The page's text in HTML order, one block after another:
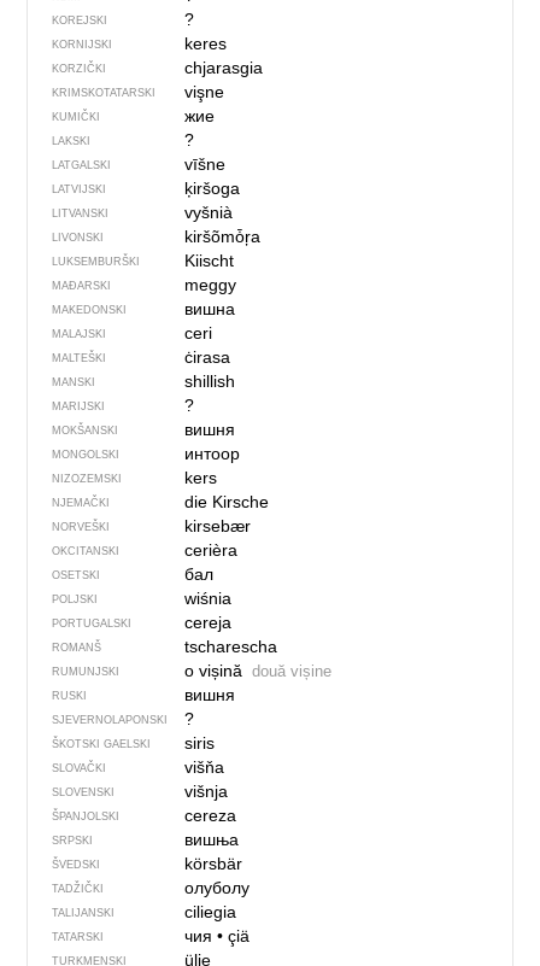
KOREJSKI ?
KORNIJSKI keres
KORZIČKI chjarasgia
KRIMSKOTATARSKI vişne
KUMIČKI жие
LAKSKI ?
LATGALSKI vīšne
LATVIJSKI ķiršoga
LITVANSKI vyšnià
LIVONSKI kiršõmȱŗa
LUKSEMBURŠKI Kiischt
MAĐARSKI meggy
MAKEDONSKI вишна
MALAJSKI ceri
MALTEŠKI ċirasa
MANSKI shillish
MARIJSKI ?
MOKŠANSKI вишня
MONGOLSKI интоор
NIZOZEMSKI kers
NJEMAČKI die Kirsche
NORVEŠKI kirsebær
OKCITANSKI cerièra
OSETSKI бал
POLJSKI wiśnia
PORTUGALSKI cereja
ROMANŠ tscharescha
RUMUNJSKI o vișină două vișine
RUSKI вишня
SJEVER­NO­LA­PONSKI ?
ŠKOTSKI GAELSKI siris
SLOVAČKI višňa
SLOVENSKI višnja
ŠPANJOLSKI cereza
SRPSKI вишња
ŠVEDSKI körsbär
TADŽIČKI олуболу
TALIJANSKI ciliegia
TATARSKI чия• çiä
TURKMENSKI ülje